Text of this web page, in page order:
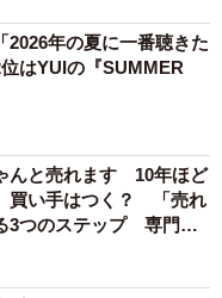
2026年の夏に一番聴きた
はYUIの『SUMMER
んと売れます 10年ほど
買い手はつく？ 「売れ
3つのステップ 専門家